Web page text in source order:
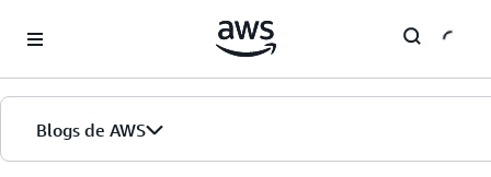
Blogs de AWS